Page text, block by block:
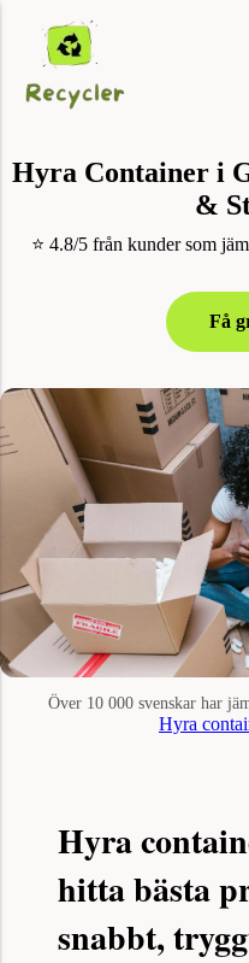
Hyra Container i
&
⭐ 4.8/5 från kunder som
Få
Över 10 000 svenskar har
Hyra
Hyra
hitta bästa
snabbt,